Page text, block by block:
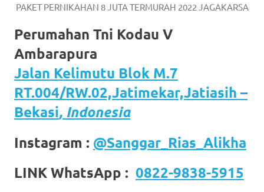
PAKET PERNIKAHAN 8 JUTA TERMURAH 2022 JAGAKARSA
Perumahan Tni Kodau V
Ambarapura
Jalan Kelimutu Blok M.7
RT.004/RW.02,Jatimekar,Jatiasih –
Bekasi, Indonesia
Instagram : @Sanggar_Rias_Alikha
LINK WhatsApp : 0822-9838-5915